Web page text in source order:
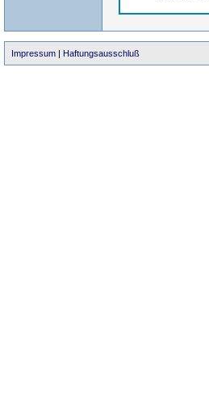
Impressum | Haftungsausschluß